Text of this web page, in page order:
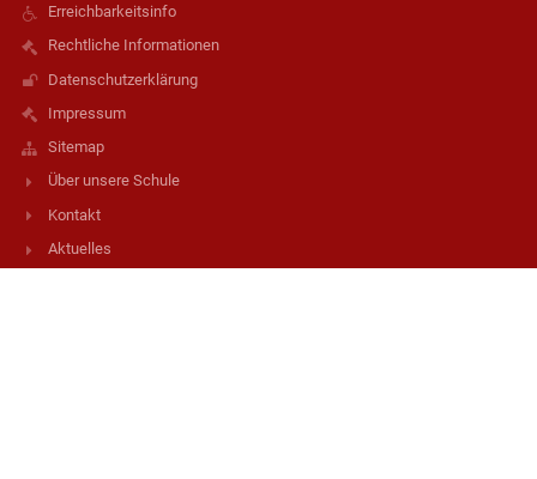
Erreichbarkeitsinfo
Rechtliche Informationen
Datenschutzerklärung
Impressum
Sitemap
Über unsere Schule
Kontakt
Aktuelles